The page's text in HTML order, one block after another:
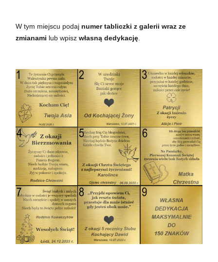
W tym miejscu podaj numer tabliczki z galerii wraz ze
zmianami lub wpisz własną dedykację